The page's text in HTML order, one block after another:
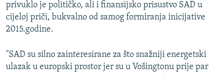
privuklo je političko, ali i finansijsko prisustvo SAD u
cijeloj priči, bukvalno od samog formiranja inicijative
2015.godine.
"SAD su silno zainteresirane za što snažniji energetski
ulazak u europski prostor jer su u Vošingtonu prije par